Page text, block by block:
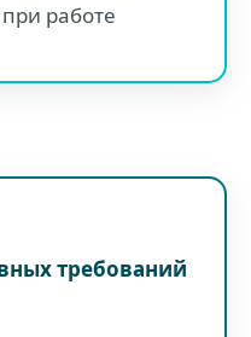
работе
требований